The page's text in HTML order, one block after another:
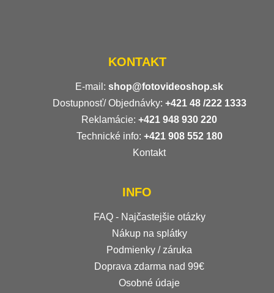
KONTAKT
E-mail: shop@fotovideoshop.sk
Dostupnosť/ Objednávky: +421 48 /222 1333
Reklamácie: +421 948 930 220
Technické info: +421 908 552 180
Kontakt
INFO
FAQ - Najčastejšie otázky
Nákup na splátky
Podmienky / záruka
Doprava zdarma nad 99€
Osobné údaje